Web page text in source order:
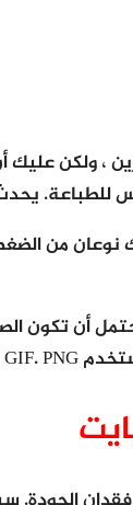
، ولكن
هذا عادة عند
من